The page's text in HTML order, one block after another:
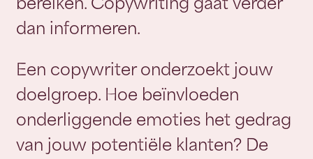
dan informeren.
Een copywriter onderzoekt jouw
doelgroep. Hoe beïnvloeden
onderliggende emoties het gedrag
van jouw potentiële klanten? De